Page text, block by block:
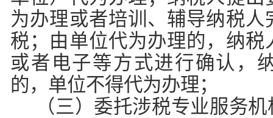
为办理或者培训、辅导纳税
税；由单位代为办理的，纳税
或者电子等方式进行确认，
的，单位不得代为办理；
（三）委托涉税专业服务